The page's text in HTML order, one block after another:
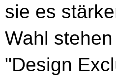
sie es
Wahl
"Design